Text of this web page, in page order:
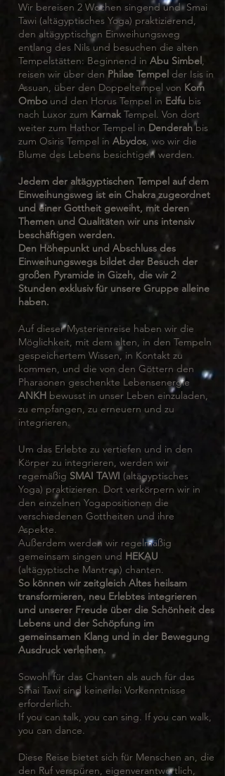
Wir bereisen 2 Wochen singend und Smai
Tawi (altägyptisches Yoga) praktizierend,
den altägyptischen Einweihungsweg
entlang des Nils und besuchen die alten
Tempelstätten: Beginnend in Abu Simbel,
reisen wir über den Philae Tempel der Isis in
Assuan, über den Doppeltempel von Kom
Ombo und den Horus Tempel in Edfu bis
nach Luxor zum KarnakTempel. Von dort
weiter zum Hathor Tempel in Denderahbis
zum Osiris Tempel in Abydos, wo wir die
Blume des Lebens besichtigen werden.
Jedem der altägyptischen Tempel auf dem
Einweihungsweg ist ein Chakra zugeordnet
und einer Gottheit geweiht, mit deren
Themen und Qualitäten wir uns intensiv
beschäftigen werden.
Den Höhepunkt und Abschluss des
Einweihungswegs bildet der Besuch der
großen Pyramide in Gizeh, die wir 2
Stunden exklusiv für unsere Gruppe alleine
haben.
Auf dieser Mysterienreise haben wir die
Möglichkeit, mit dem alten, in den Tempeln
gespeichertem Wissen, in Kontakt zu
kommen, und die von den Göttern den
Pharaonen geschenkte Lebensenergie
ANKH bewusst in unser Leben einzuladen,
zu empfangen, zu erneuern und zu
integrieren.
Um das Erlebte zu vertiefen und in den
Körper zu integrieren, werden wir
regemäßig SMAI TAWI (altägyptisches
Yoga) praktizieren. Dort verkörpern wir in
den einzelnen Yogapositionen die
verschiedenen Gottheiten und ihre
Aspekte.
Außerdem werden wir regelmäßig
gemeinsam singen und HEKAU
(altägyptische Mantren) chanten.
So können wir zeitgleich Altes heilsam
transformieren, neu Erlebtes integrieren
und unserer Freude über die Schönheit des
Lebens und der Schöpfung im
gemeinsamen Klang und in der Bewegung
Ausdruck verleihen.
Sowohl für das Chanten als auch für das
Smai Tawi sind keinerlei Vorkenntnisse
erforderlich.
If you can talk, you can sing. If you can walk,
you can dance.
Diese Reise bietet sich für Menschen an, die
den Ruf verspüren, eigenverantwortlich,